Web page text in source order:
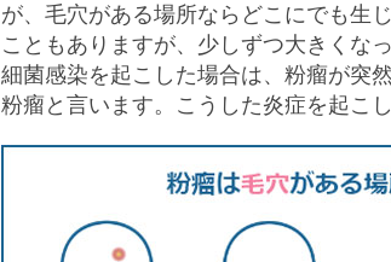
が、毛穴がある場所ならどこにでも生
こともありますが、少しずつ大きくな
細菌感染を起こした場合は、粉瘤が突
粉瘤と言います。こうした炎症を起こ